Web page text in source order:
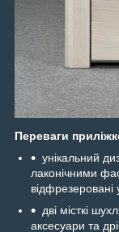
Переваги
унікальний
лаконічними
дві місткі
аксесуари та